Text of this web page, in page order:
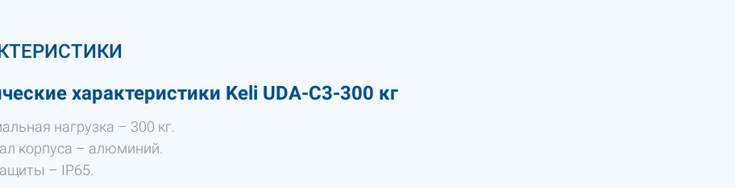
характеристики Keli UDA-C3-300 кг
нагрузка – 300 кг.
корпуса – алюминий.
– IP65.